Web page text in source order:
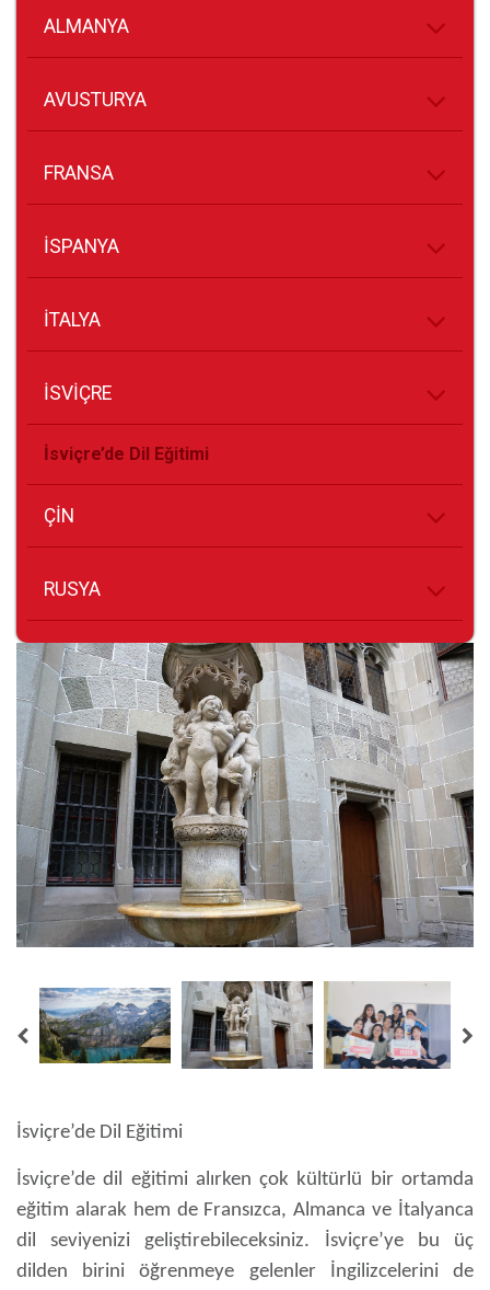
ALMANYA
AVUSTURYA
FRANSA
İSPANYA
İTALYA
İSVİÇRE
İsviçre’de Dil Eğitimi
ÇİN
RUSYA
İsviçre’de Dil Eğitimi
İsviçre’de dil eğitimialırken çok kültürlü bir ortamda
eğitim alarak hem de Fransızca, Almanca ve İtalyanca
dil seviyenizi geliştirebileceksiniz. İsviçre’ye bu üç
dilden birini öğrenmeye gelenler İngilizcelerini de